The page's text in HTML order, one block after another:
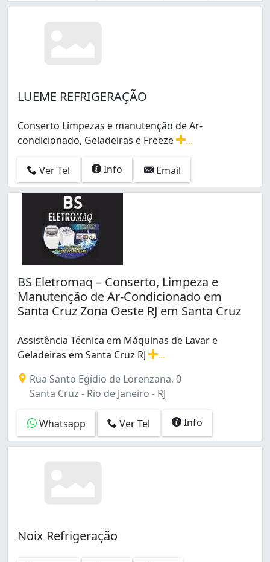
LUEME REFRIGERAÇÃO
Conserto Limpezas e manutenção de Ar-
condicionado, Geladeiras e Freeze
Ver Tel
Info Email
BS Eletromaq – Conserto, Limpeza e
Manutenção de Ar-Condicionado em
Santa Cruz Zona Oeste RJ em Santa Cruz
Assistência Técnica em Máquinas de Lavar e
Geladeiras em Santa Cruz RJ
Rua Santo Egídio de Lorenzana, 0
Santa Cruz - Rio de Janeiro - RJ
Whatsapp Ver Tel Info
Noix Refrigeração